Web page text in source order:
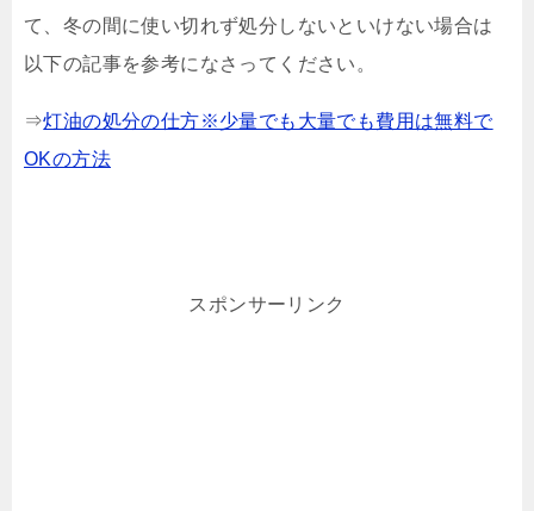
て、冬の間に使い切れず処分しないといけない場合は
以下の記事を参考になさってください。
⇒灯油の処分の仕方※少量でも大量でも費用は無料で
OKの方法
スポンサーリンク